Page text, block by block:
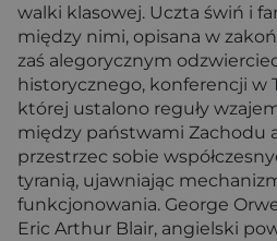
walki klasowej. Uczta świń i
między nimi, opisana w
zaś alegorycznym
historycznego, konferencji w
której ustalono reguły
między państwami Zachodu
przestrzec sobie
tyranią, ujawniając
funkcjonowania. George
Eric Arthur Blair, angielski